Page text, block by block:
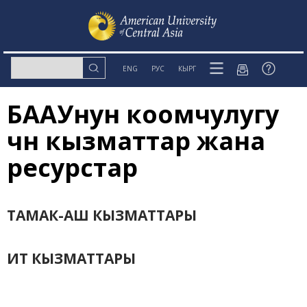
ENG РУС КЫРГ
БААУнун коомчулугу
үчүн кызматтар жана
ресурстар
ТАМАК-АШ КЫЗМАТТАРЫ
ИТ КЫЗМАТТАРЫ